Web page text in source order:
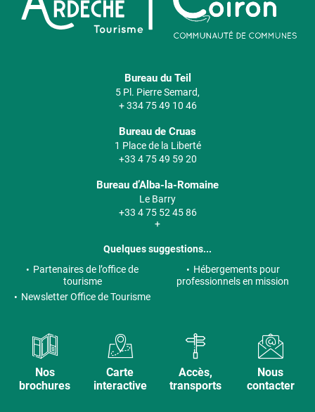
Bureau du Teil
5 Pl. Pierre Semard,
+ 334 75 49 10 46
Bureau de Cruas
1 Place de la Liberté
+33 4 75 49 59 20
Bureau d’Alba-la-Romaine
Le Barry
+33 4 75 52 45 86
+
Quelques suggestions...
Partenaires de l’office de
tourisme
Hébergements pour
professionnels en mission
Newsletter Office de Tourisme
Nos
brochures
Carte
interactive
Accès,
transports
Nous
contacter